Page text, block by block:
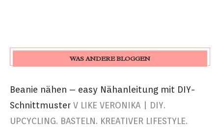
WAS ANDERE BLOGGEN
Beanie nähen – easy Nähanleitung mit DIY-
Schnittmuster V LIKE VERONIKA | DIY.
UPCYCLING. BASTELN. KREATIVER LIFESTYLE.